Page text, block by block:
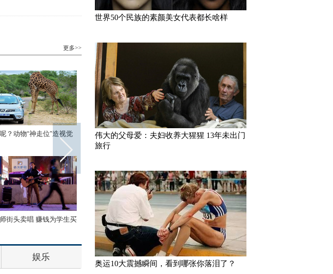
更多>>
首次披露与宋喆离婚内幕 杨慧：
宋喆和马蓉不是同学
美国迈阿密一机场出现巨型UFO
丹麦小猫拥有奇异大眼 睡觉时仍
半睁
“双头姐妹”共享一个身体 已大学
毕业
？动物“神走位”造视觉
街头卖唱 赚钱为学生买
娱乐
世界50个民族的素颜美女代表都长啥样
伟大的父母爱：夫妇收养大猩猩 13年未出门
旅行
奥运10大震撼瞬间，看到哪张你落泪了？